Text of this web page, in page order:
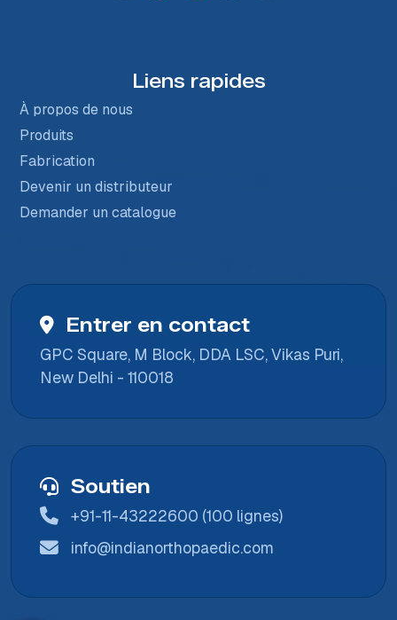
Liens rapides
À propos de nous
Produits
Fabrication
Devenir un distributeur
Demander un catalogue
Entrer en contact
GPC Square, M Block, DDA LSC, Vikas Puri,
New Delhi - 110018
Soutien
+91-11-43222600 (100 lignes)
info@indianorthopaedic.com